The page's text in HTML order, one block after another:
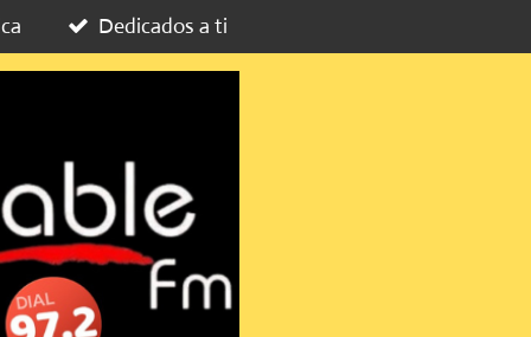
Dedicados a ti